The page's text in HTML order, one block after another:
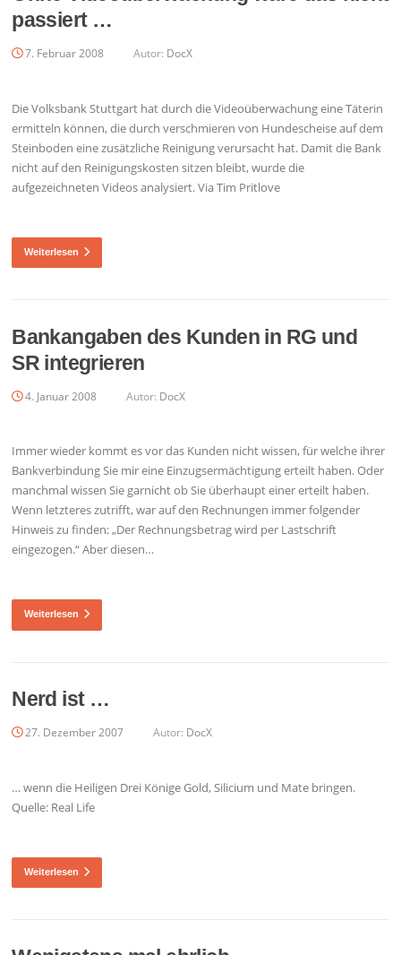
passiert …
7. Februar 2008 Autor: DocX
Die Volksbank Stuttgart hat durch die Videoüberwachung eine Täterin
ermitteln können, die durch verschmieren von Hundescheise auf dem
Steinboden eine zusätzliche Reinigung verursacht hat. Damit die Bank
nicht auf den Reinigungskosten sitzen bleibt, wurde die
aufgezeichneten Videos analysiert. Via Tim Pritlove
Weiterlesen
Bankangaben des Kunden in RG und
SR integrieren
4. Januar 2008 Autor: DocX
Immer wieder kommt es vor das Kunden nicht wissen, für welche ihrer
Bankverbindung Sie mir eine Einzugsermächtigung erteilt haben. Oder
manchmal wissen Sie garnicht ob Sie überhaupt einer erteilt haben.
Wenn letzteres zutrifft, war auf den Rechnungen immer folgender
Hinweis zu finden: „Der Rechnungsbetrag wird per Lastschrift
eingezogen.“ Aber diesen…
Weiterlesen
Nerd ist …
27. Dezember 2007 Autor: DocX
… wenn die Heiligen Drei Könige Gold, Silicium und Mate bringen.
Quelle: Real Life
Weiterlesen